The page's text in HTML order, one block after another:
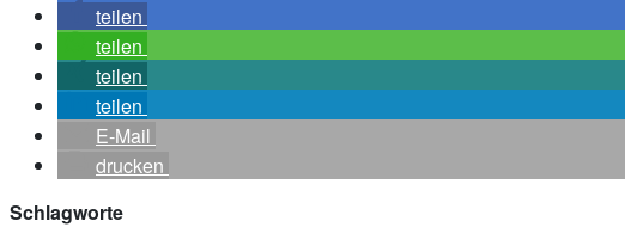
teilen
teilen
teilen
teilen
E-Mail
drucken
Schlagworte